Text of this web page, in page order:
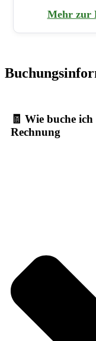
Mehr zur
🧾 Wie buche
Rechnung